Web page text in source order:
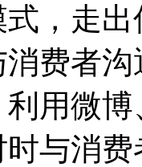
，走
费者
用微
与消